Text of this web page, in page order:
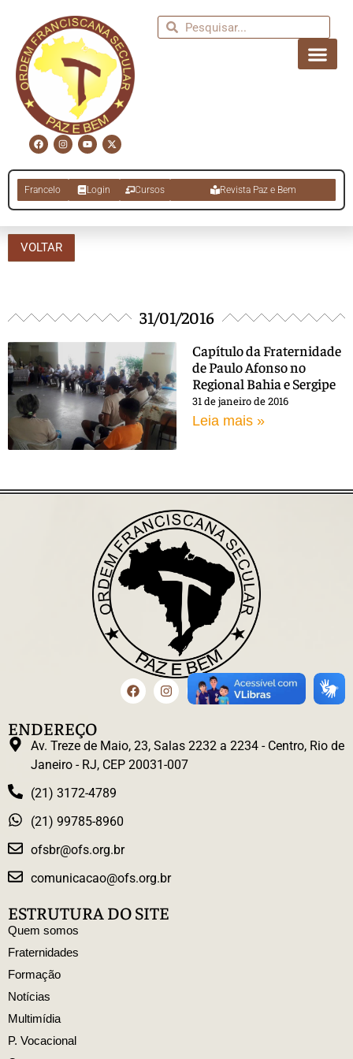
Francelo Login Cursos Revista Paz e Bem
VOLTAR
31/01/2016
Capítulo da Fraternidade
de Paulo Afonso no
Regional Bahia e Sergipe
31 de janeiro de 2016
Leia mais »
ENDEREÇO
Av. Treze de Maio, 23, Salas 2232 a 2234 - Centro, Rio de
Janeiro - RJ, CEP 20031-007
(21) 3172-4789
(21) 99785-8960
ofsbr@ofs.org.br
comunicacao@ofs.org.br
ESTRUTURA DO SITE
Quem somos
Fraternidades
Formação
Notícias
Multimídia
P. Vocacional